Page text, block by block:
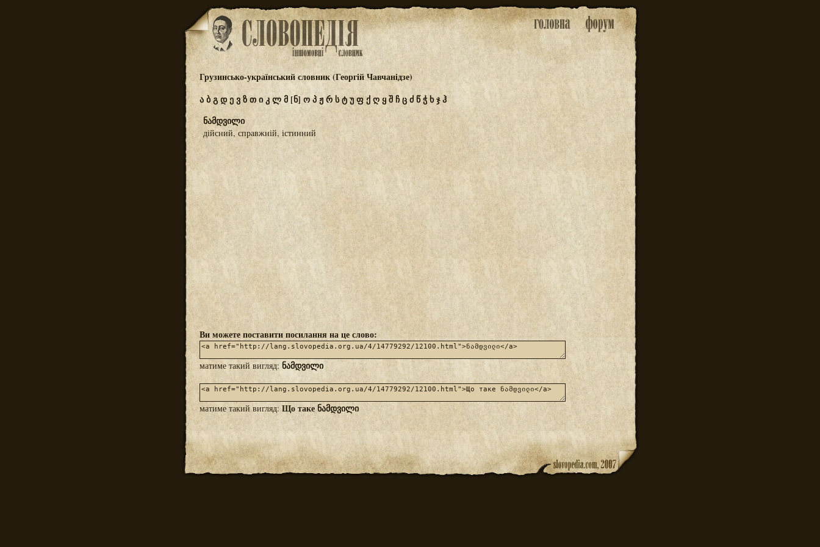
Грузинсько-український словник (Георгій Чавчанідзе)
აბგდევზთიკლმ [ნ] ოპჟრსტუფქღყშჩცძწჭხჯჰ
ნამდვილი
дійсний, справжній, істинний
Ви можете поставити посилання на це слово:
матиме такий вигляд: ნამდვილი
матиме такий вигляд:Що таке ნამდვილი